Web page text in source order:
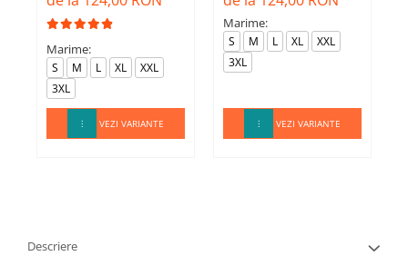
Marime:
S M L XL
XXL
3XL
VEZI VARIANTE
Marime:
S M L XL
XXL
3XL
VEZI VARIANTE
Descriere